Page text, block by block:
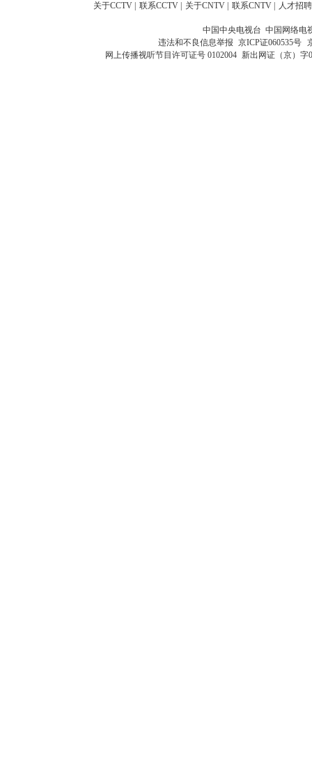
关于CCTV 联系CCTV 关于CNTV 联系CNTV 人才招聘
中国中央电视台 中国网络电
违法和不良信息举报 京ICP证060535号
网上传播视听节目许可证号 0102004 新出网证（京）